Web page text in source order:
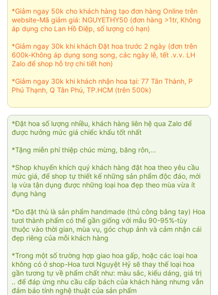
*Giảm ngay 50k cho khách hàng tạo đơn hàng Online trên
website-Mã giảm giá: NGUYETHY50 (đơn hàng >1tr, Không
áp dụng cho Lan Hồ Điệp, số lượng có hạn)
*Giảm ngay 30k khi khách Đặt hoa trước 2 ngày (đơn trên
600k-Không áp dụng song song, các ngày lễ, tết .v.v. LH
Zalo để shop hỗ trợ chi tiết hơn)
*Giảm ngay 30k khi khách nhận hoa tại: 77 Tân Thành, P
Phú Thạnh, Q Tân Phú, TP.HCM (trên 500k)
*Đặt hoa số lượng nhiều, khách hàng liên hệ qua Zalo để
được hưởng mức giá chiếc khấu tốt nhất
*Tặng miễn phí thiệp chúc mừng, băng rôn,...
*Shop khuyến khích quý khách hàng đặt hoa theo yêu cầu
mức giá, để shop tự thiết kế những sản phẩm độc đáo, mới
lạ vừa tận dụng được những loại hoa đẹp theo mùa vừa ít
đụng hàng
*Do đặt thù là sản phẩm handmade (thủ công bằng tay) Hoa
tươi thành phẩm có thể gần giống với mẫu 90-95%-tùy
thuộc vào thời gian, mùa vụ, góc chụp ảnh và cảm nhận cái
đẹp riêng của mỗi khách hàng
*Trong một số trường hợp giao hoa gấp, hoặc các loại hoa
không có ở shop-Hoa tươi Nguyệt Hỷ sẽ thay thế loại hoa
gần tương tự về phẩm chất như: màu sắc, kiểu dáng, giá trị
.. để đáp ứng nhu cầu cấp bách của khách hàng nhưng vẫn
đảm bảo tính nghệ thuật của sản phẩm